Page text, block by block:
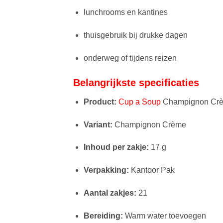
lunchrooms en kantines
thuisgebruik bij drukke dagen
onderweg of tijdens reizen
Belangrijkste specificaties
Product: Cup a SoupChampignon
Variant: Champignon Crème
Inhoud per zakje: 17 g
Verpakking: Kantoor Pak
Aantal zakjes: 21
Bereiding: Warm water toevoegen